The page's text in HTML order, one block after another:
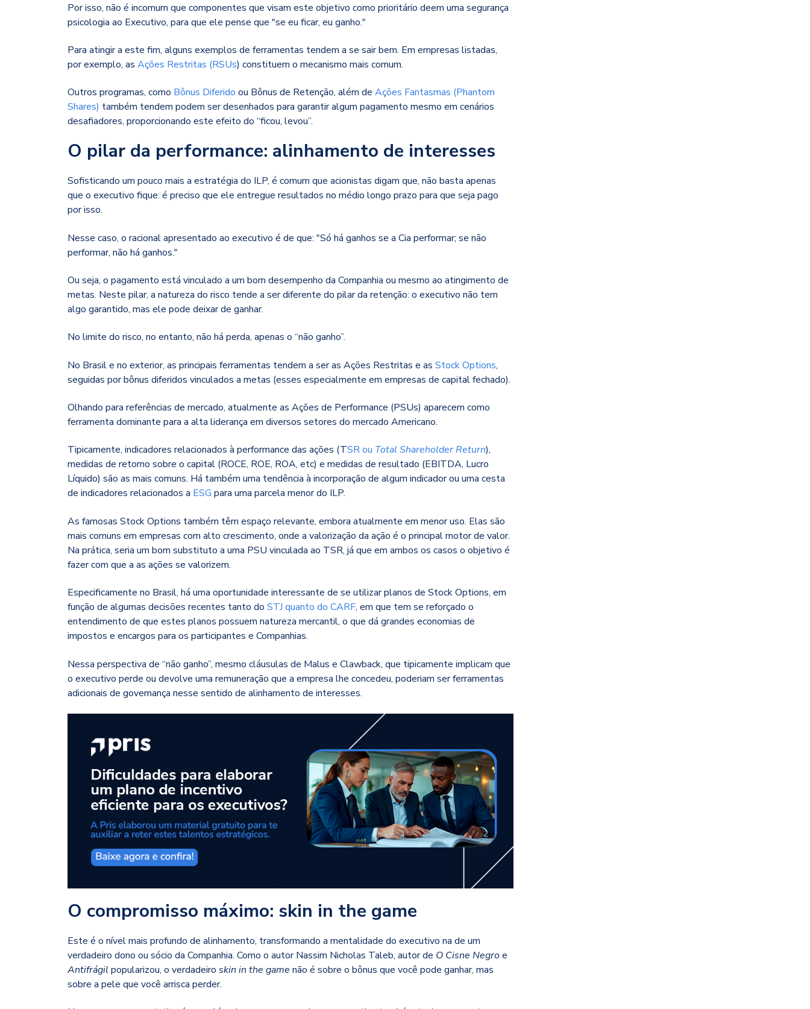
Por isso, não é incomum que componentes que visam este objetivo como prioritário deem uma segurança
psicologia ao Executivo, para que ele pense que "se eu ficar, eu ganho."
Para atingir a este fim, alguns exemplos de ferramentas tendem a se sair bem. Em empresas listadas,
por exemplo, as Ações Restritas (RSUs) constituem o mecanismo mais comum.
Outros programas, como Bônus Diferido ou Bônus de Retenção, além de Ações Fantasmas (Phantom
Shares) também tendem podem ser desenhados para garantir algum pagamento mesmo em cenários
desafiadores, proporcionando este efeito do “ficou, levou”.
O pilar da performance: alinhamento de interesses
Sofisticando um pouco mais a estratégia do ILP, é comum que acionistas digam que, não basta apenas
que o executivo fique: é preciso que ele entregue resultados no médio longo prazo para que seja pago
por isso.
Nesse caso, o racional apresentado ao executivo é de que: "Só há ganhos se a Cia performar; se não
performar, não há ganhos."
Ou seja, o pagamento está vinculado a um bom desempenho da Companhia ou mesmo ao atingimento de
metas. Neste pilar, a natureza do risco tende a ser diferente do pilar da retenção: o executivo não tem
algo garantido, mas ele pode deixar de ganhar.
No limite do risco, no entanto, não há perda, apenas o “não ganho”.
No Brasil e no exterior, as principais ferramentas tendem a ser as Ações Restritas e as Stock Options,
seguidas por bônus diferidos vinculados a metas (esses especialmente em empresas de capital fechado).
Olhando para referências de mercado, atualmente as Ações de Performance (PSUs) aparecem como
ferramenta dominante para a alta liderança em diversos setores do mercado Americano.
Tipicamente, indicadores relacionados à performance das ações (TSR ou Total Shareholder Return),
medidas de retorno sobre o capital (ROCE, ROE, ROA, etc) e medidas de resultado (EBITDA, Lucro
Líquido) são as mais comuns. Há também uma tendência à incorporação de algum indicador ou uma cesta
de indicadores relacionados a ESG para uma parcela menor do ILP.
As famosas Stock Options também têm espaço relevante, embora atualmente em menor uso. Elas são
mais comuns em empresas com alto crescimento, onde a valorização da ação é o principal motor de valor.
Na prática, seria um bom substituto a uma PSU vinculada ao TSR, já que em ambos os casos o objetivo é
fazer com que a as ações se valorizem.
Especificamente no Brasil, há uma oportunidade interessante de se utilizar planos de Stock Options, em
função de algumas decisões recentes tanto do STJ quanto do CARF, em que tem se reforçado o
entendimento de que estes planos possuem natureza mercantil, o que dá grandes economias de
impostos e encargos para os participantes e Companhias.
Nessa perspectiva de “não ganho”, mesmo cláusulas de Malus e Clawback, que tipicamente implicam que
o executivo perde ou devolve uma remuneração que a empresa lhe concedeu, poderiam ser ferramentas
adicionais de governança nesse sentido de alinhamento de interesses.
O compromisso máximo: skin in the game
Este é o nível mais profundo de alinhamento, transformando a mentalidade do executivo na de um
verdadeiro dono ou sócio da Companhia. Como o autor Nassim Nicholas Taleb, autor de O Cisne Negroe
Antifrágil popularizou, o verdadeiro skin in the game não é sobre o bônus que você pode ganhar, mas
sobre a pele que você arrisca perder.